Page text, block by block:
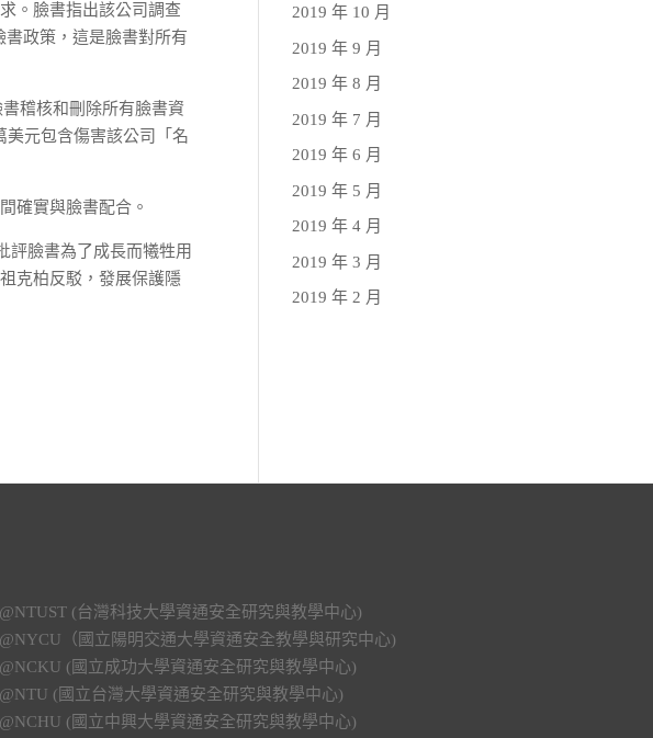
。臉書指出該公司調查
政策，這是臉書對所有
稽核和刪除所有臉書資
美元包含傷害該公司「名
確實與臉書配合。
評臉書為了成長而犧牲用
克柏反駁，發展保護隱
2019 年 10 月
2019 年 9 月
2019 年 8 月
2019 年 7 月
2019 年 6 月
2019 年 5 月
2019 年 4 月
2019 年 3 月
2019 年 2 月
(台灣科技大學資通安全研究與教學中心)
（國立陽明交通大學資通安全教學與研究中心)
(國立成功大學資通安全研究與教學中心)
(國立台灣大學資通安全研究與教學中心)
(國立中興大學資通安全研究與教學中心)